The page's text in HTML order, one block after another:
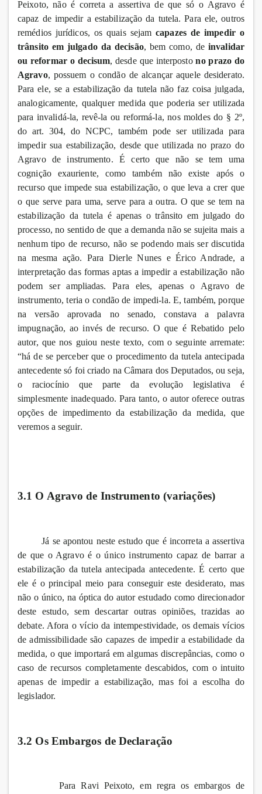
Peixoto, não é correta a assertiva de que só o Agravo é
capaz de impedir a estabilização da tutela. Para ele, outros
remédios jurídicos, os quais sejamcapazes de impedir o
trânsito em julgado da decisão, bem como, deinvalidar
ou reformar o decisum, desde que interpostono prazo do
Agravo, possuem o condão de alcançar aquele desiderato.
Para ele, se a estabilização da tutela não faz coisa julgada,
analogicamente, qualquer medida que poderia ser utilizada
para invalidá-la, revê-la ou reformá-la, nos moldes do § 2º,
do art. 304, do NCPC, também pode ser utilizada para
impedir sua estabilização, desde que utilizada no prazo do
Agravo de instrumento. É certo que não se tem uma
cognição exauriente, como também não existe após o
recurso que impede sua estabilização, o que leva a crer que
o que serve para uma, serve para a outra. O que se tem na
estabilização da tutela é apenas o trânsito em julgado do
processo, no sentido de que a demanda não se sujeita mais a
nenhum tipo de recurso, não se podendo mais ser discutida
na mesma ação. Para Dierle Nunes e Érico Andrade, a
interpretação das formas aptas a impedir a estabilização não
podem ser ampliadas. Para eles, apenas o Agravo de
instrumento, teria o condão de impedi-la. E, também, porque
na versão aprovada no senado, constava a palavra
impugnação, ao invés de recurso. O que é Rebatido pelo
autor, que nos guiou neste texto, com o seguinte arremate:
“há de se perceber que o procedimento da tutela antecipada
antecedente só foi criado na Câmara dos Deputados, ou seja,
o raciocínio que parte da evolução legislativa é
simplesmente inadequado. Para tanto, o autor oferece outras
opções de impedimento da estabilização da medida, que
veremos a seguir.
3.1 O Agravo de Instrumento (variações)
Já se apontou neste estudo que é incorreta a assertiva
de que o Agravo é o único instrumento capaz de barrar a
estabilização da tutela antecipada antecedente. É certo que
ele é o principal meio para conseguir este desiderato, mas
não o único, na óptica do autor estudado como direcionador
deste estudo, sem descartar outras opiniões, trazidas ao
debate. Afora o vício da intempestividade, os demais vícios
de admissibilidade são capazes de impedir a estabilidade da
medida, o que importará em algumas discrepâncias, como o
caso de recursos completamente descabidos, com o intuito
apenas de impedir a estabilização, mas foi a escolha do
legislador.
3.2 Os Embargos de Declaração
Para Ravi Peixoto, em regra os embargos de